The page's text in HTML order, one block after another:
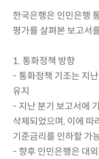
한국은행은 인민은행
평가를 살펴본 보고서
1. 통화정책 방향
- 통화정책 기조는 지
유지
- 지난 분기 보고서에
삭제되었으며, 이에 따
기준금리를 인하할 가
- 향후 인민은행은 대